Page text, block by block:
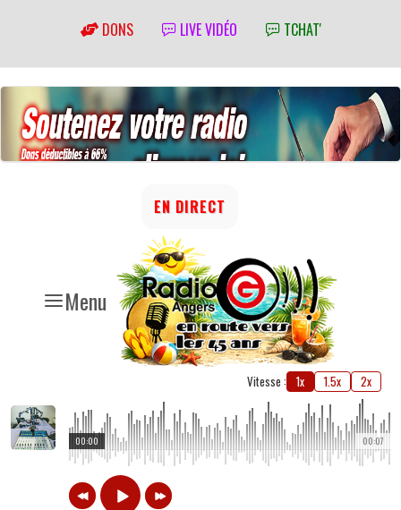
DONS LIVE VIDÉO TCHAT'
Menu
EN DIRECT
Vitesse : 1x 1.5x 2x
00:07
00:00